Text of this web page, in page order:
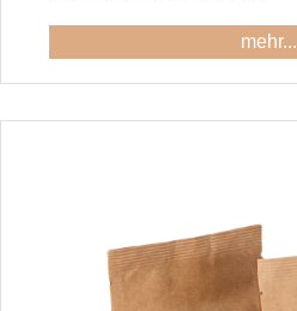
mehr...